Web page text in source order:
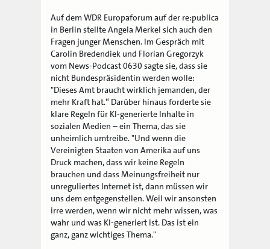
Auf dem WDR Europaforum auf der re:publica
in Berlin stellte Angela Merkel sich auch den
Fragen junger Menschen. Im Gespräch mit
Carolin Bredendiek und Florian Gregorzyk
vom News-Podcast 0630 sagte sie, dass sie
nicht Bundespräsidentin werden wolle:
"Dieses Amt braucht wirklich jemanden, der
mehr Kraft hat.“ Darüber hinaus forderte sie
klare Regeln für KI-generierte Inhalte in
sozialen Medien – ein Thema, das sie
unheimlich umtreibe. "Und wenn die
Vereinigten Staaten von Amerika auf uns
Druck machen, dass wir keine Regeln
brauchen und dass Meinungsfreiheit nur
unreguliertes Internet ist, dann müssen wir
uns dem entgegenstellen. Weil wir ansonsten
irre werden, wenn wir nicht mehr wissen, was
wahr und was KI-generiert ist. Das ist ein
ganz, ganz wichtiges Thema."